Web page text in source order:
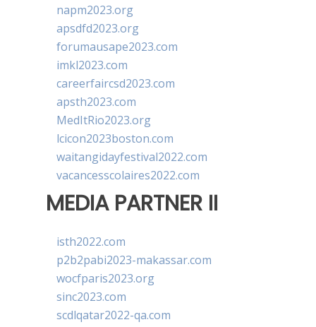
napm2023.org
apsdfd2023.org
forumausape2023.com
imkl2023.com
careerfaircsd2023.com
apsth2023.com
MedItRio2023.org
lcicon2023boston.com
waitangidayfestival2022.com
vacancesscolaires2022.com
MEDIA PARTNER II
isth2022.com
p2b2pabi2023-makassar.com
wocfparis2023.org
sinc2023.com
scdlqatar2022-qa.com